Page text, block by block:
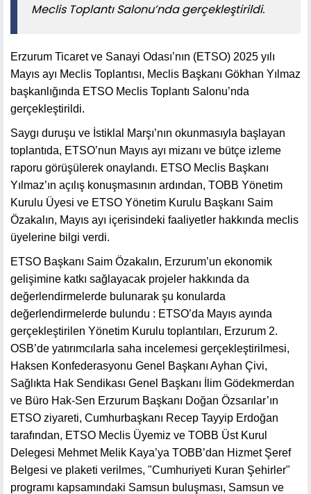
Meclis Toplantı Salonu’nda gerçekleştirildi.
Erzurum Ticaret ve Sanayi Odası’nın (ETSO) 2025 yılı
Mayıs ayı Meclis Toplantısı, Meclis Başkanı Gökhan Yılmaz
başkanlığında ETSO Meclis Toplantı Salonu’nda
gerçekleştirildi.
Saygı duruşu ve İstiklal Marşı’nın okunmasıyla başlayan
toplantıda, ETSO’nun Mayıs ayı mizanı ve bütçe izleme
raporu görüşülerek onaylandı. ETSO Meclis Başkanı
Yılmaz’ın açılış konuşmasının ardından, TOBB Yönetim
Kurulu Üyesi ve ETSO Yönetim Kurulu Başkanı Saim
Özakalın, Mayıs ayı içerisindeki faaliyetler hakkında meclis
üyelerine bilgi verdi.
ETSO Başkanı Saim Özakalın, Erzurum’un ekonomik
gelişimine katkı sağlayacak projeler hakkında da
değerlendirmelerde bulunarak şu konularda
değerlendirmelerde bulundu : ETSO’da Mayıs ayında
gerçekleştirilen Yönetim Kurulu toplantıları, Erzurum 2.
OSB’de yatırımcılarla saha incelemesi gerçekleştirilmesi,
Haksen Konfederasyonu Genel Başkanı Ayhan Çivi,
Sağlıkta Hak Sendikası Genel Başkanı İlim Gödekmerdan
ve Büro Hak-Sen Erzurum Başkanı Doğan Özsarılar’ın
ETSO ziyareti, Cumhurbaşkanı Recep Tayyip Erdoğan
tarafından, ETSO Meclis Üyemiz ve TOBB Üst Kurul
Delegesi Mehmet Melik Kaya’ya TOBB’dan Hizmet Şeref
Belgesi ve plaketi verilmes, "Cumhuriyeti Kuran Şehirler"
programı kapsamındaki Samsun buluşması, Samsun ve